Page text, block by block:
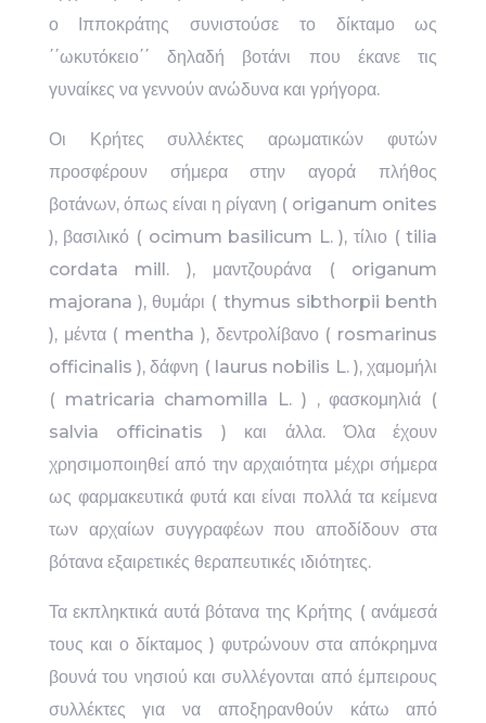
ο Ιπποκράτης συνιστούσε το δίκταμο ως
΄΄ωκυτόκειο΄΄ δηλαδή βοτάνι που έκανε τις
γυναίκες να γεννούν ανώδυνα και γρήγορα.
Οι Κρήτες συλλέκτες αρωματικών φυτών
προσφέρουν σήμερα στην αγορά πλήθος
βοτάνων, όπως είναι η ρίγανη ( origanum onites
), βασιλικό ( ocimum basilicum L. ), τίλιο ( tilia
cordata mill. ), μαντζουράνα ( origanum
majorana ), θυμάρι ( thymus sibthorpii benth
), μέντα ( mentha ), δεντρολίβανο ( rosmarinus
officinalis ), δάφνη ( laurus nobilis L. ), χαμομήλι
( matricaria chamomilla L. ) , φασκομηλιά (
salvia officinatis ) και άλλα. Όλα έχουν
χρησιμοποιηθεί από την αρχαιότητα μέχρι σήμερα
ως φαρμακευτικά φυτά και είναι πολλά τα κείμενα
των αρχαίων συγγραφέων που αποδίδουν στα
βότανα εξαιρετικές θεραπευτικές ιδιότητες.
Τα εκπληκτικά αυτά βότανα της Κρήτης ( ανάμεσά
τους και ο δίκταμος ) φυτρώνουν στα απόκρημνα
βουνά του νησιού και συλλέγονται από έμπειρους
συλλέκτες για να αποξηρανθούν κάτω από